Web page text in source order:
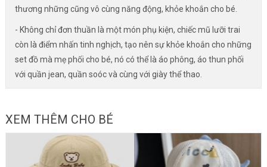
thương những cũng vô cùng năng động, khỏe khoắn cho bé.
- Không chỉ đơn thuần là một món phụ kiện, chiếc mũ lưỡi trai
còn là điểm nhấn tinh nghịch, tạo nên sự khỏe khoắn cho những
set đồ mà mẹ phối cho bé, nó có thể là áo phông, áo thun phối
với quần jean, quần soóc và cùng với giày thể thao.
XEM THÊM CHO BÉ